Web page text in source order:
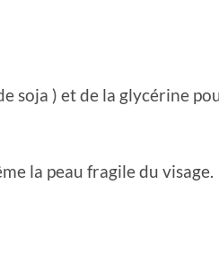
soja ) et de la glycérine
la peau fragile du visage.